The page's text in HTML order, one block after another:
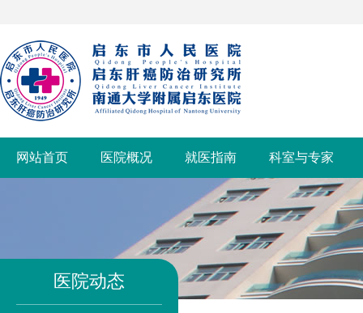
网站首页 医院概况 就医指南 科室与专家
医院动态